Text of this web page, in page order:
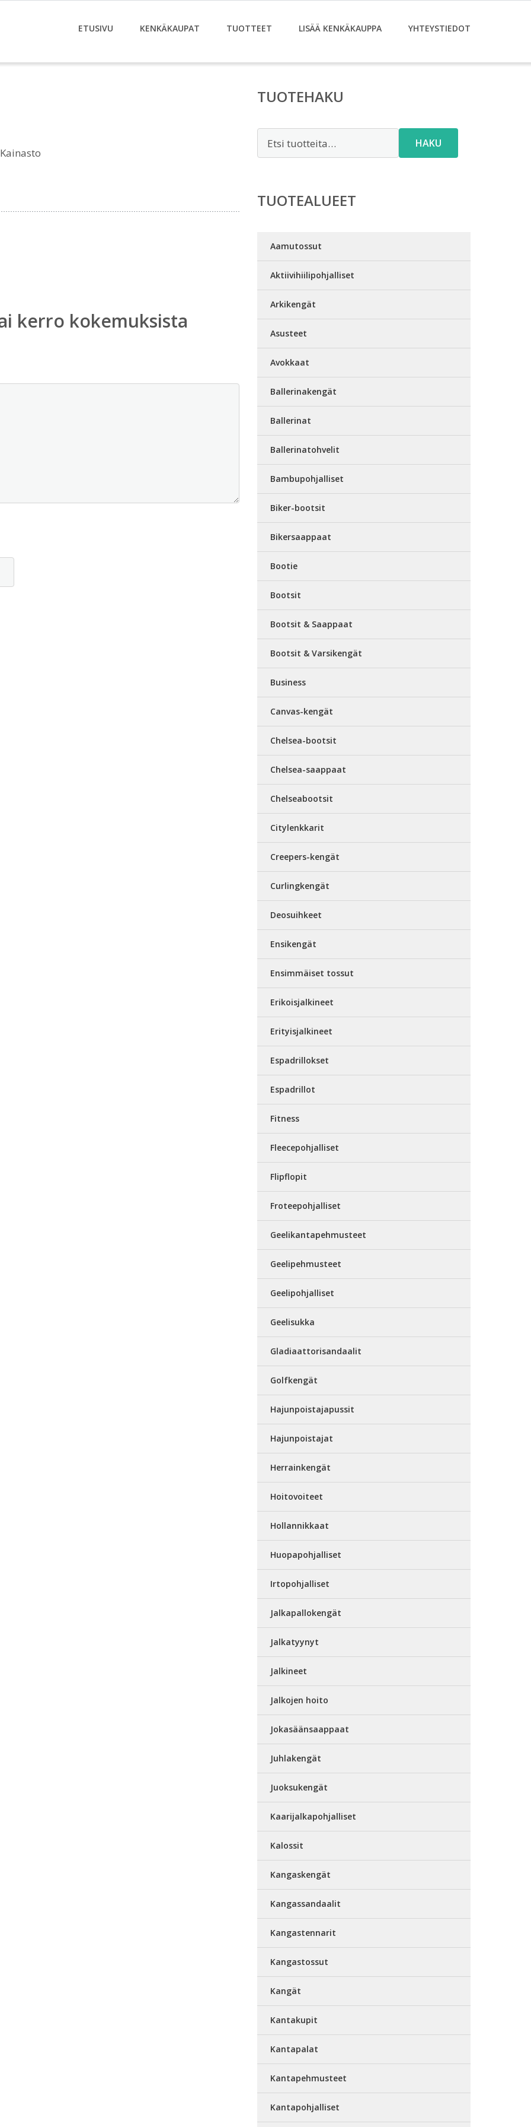
ETUSIVU KENKÄKAUPAT TUOTTEET LISÄÄ KENKÄKAUPPA YHTEYSTIEDOT
kerro kokemuksista
TUOTEHAKU
HAKU
TUOTEALUEET
Aamutossut
Aktiivihiilipohjalliset
Arkikengät
Asusteet
Avokkaat
Ballerinakengät
Ballerinat
Ballerinatohvelit
Bambupohjalliset
Biker-bootsit
Bikersaappaat
Bootie
Bootsit
Bootsit & Saappaat
Bootsit & Varsikengät
Business
Canvas-kengät
Chelsea-bootsit
Chelsea-saappaat
Chelseabootsit
Citylenkkarit
Creepers-kengät
Curlingkengät
Deosuihkeet
Ensikengät
Ensimmäiset tossut
Erikoisjalkineet
Erityisjalkineet
Espadrillokset
Espadrillot
Fitness
Fleecepohjalliset
Flipflopit
Froteepohjalliset
Geelikantapehmusteet
Geelipehmusteet
Geelipohjalliset
Geelisukka
Gladiaattorisandaalit
Golfkengät
Hajunpoistajapussit
Hajunpoistajat
Herrainkengät
Hoitovoiteet
Hollannikkaat
Huopapohjalliset
Irtopohjalliset
Jalkapallokengät
Jalkatyynyt
Jalkineet
Jalkojen hoito
Jokasäänsaappaat
Juhlakengät
Juoksukengät
Kaarijalkapohjalliset
Kalossit
Kangaskengät
Kangassandaalit
Kangastennarit
Kangastossut
Kangät
Kantakupit
Kantapalat
Kantapehmusteet
Kantapohjalliset